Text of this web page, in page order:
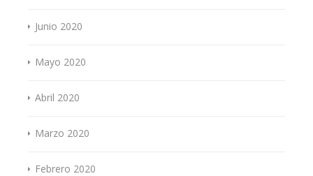
Junio 2020
Mayo 2020
Abril 2020
Marzo 2020
Febrero 2020